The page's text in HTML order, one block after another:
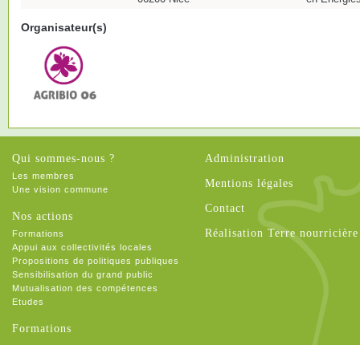
Organisateur(s)
Qui sommes-nous ?
Les membres
Une vision commune
Nos actions
Formations
Appui aux collectivités locales
Propositions de politiques publiques
Sensibilisation du grand public
Mutualisation des compétences
Etudes
Formations
Administration
Mentions légales
Contact
Réalisation Terre nourricière